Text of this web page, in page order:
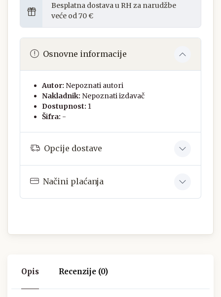
Besplatna dostava u RH za narudžbe
veće od 70 €
Osnovne informacije
Autor: Nepoznati autori
Nakladnik: Nepoznati izdavač
Dostupnost: 1
Šifra: -
Opcije dostave
Načini plaćanja
Opis Recenzije (0)